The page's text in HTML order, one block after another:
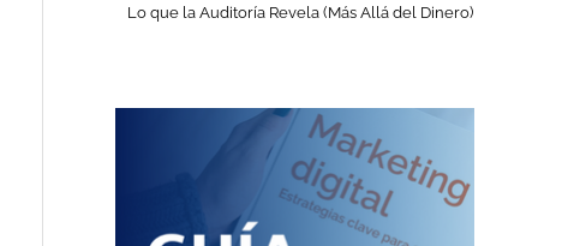
Lo que la Auditoría Revela (Más Allá del Dinero)